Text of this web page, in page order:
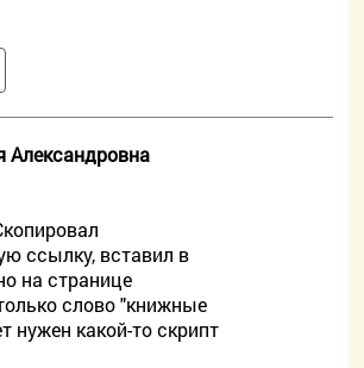
Александровна
ссылку, вставил в
на странице
слово "книжные
нужен какой-то скрипт